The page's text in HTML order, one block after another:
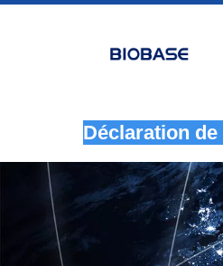
Déclaration de